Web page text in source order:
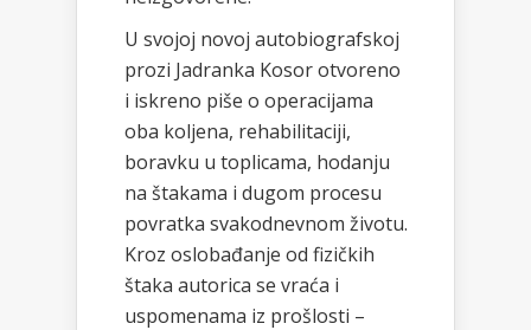
U svojoj novoj autobiografskoj
prozi Jadranka Kosor otvoreno
i iskreno piše o operacijama
oba koljena, rehabilitaciji,
boravku u toplicama, hodanju
na štakama i dugom procesu
povratka svakodnevnom životu.
Kroz oslobađanje od fizičkih
štaka autorica se vraća i
uspomenama iz prošlosti –